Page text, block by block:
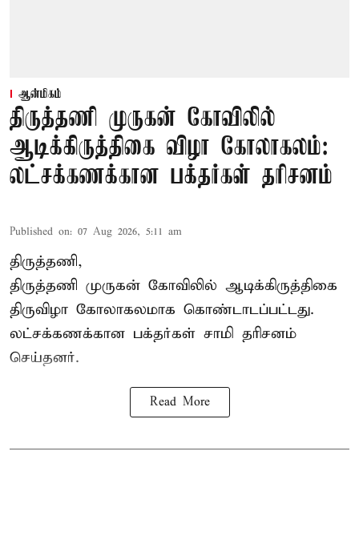
ஆன்மிகம்
திருத்தணி முருகன் கோவிலில்
ஆடிக்கிருத்திகை விழா கோலாகலம்:
லட்சக்கணக்கான பக்தர்கள் தரிசனம்
Published on: 07 Aug 2026, 5:11 am
திருத்தணி,
திருத்தணி முருகன் கோவிலில் ஆடிக்கிருத்திகை
திருவிழா கோலாகலமாக கொண்டாடப்பட்டது.
லட்சக்கணக்கான பக்தர்கள் சாமி தரிசனம்
செய்தனர்.
Read More